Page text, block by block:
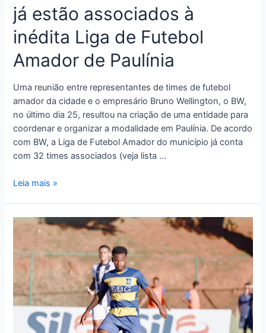
já estão associados à
inédita Liga de Futebol
Amador de Paulínia
Uma reunião entre representantes de times de futebol
amador da cidade e o empresário Bruno Wellington, o BW,
no último dia 25, resultou na criação de uma entidade para
coordenar e organizar a modalidade em Paulínia. De acordo
com BW, a Liga de Futebol Amador do município já conta
com 32 times associados (veja lista …
Leia mais »